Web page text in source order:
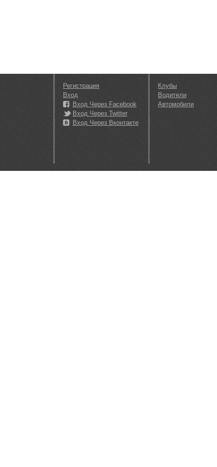
Регистрация
Вход
Вход Через Facebook
Вход Через Twitter
Вход Через Вконтакте
Клубы
Водители
Автомобили